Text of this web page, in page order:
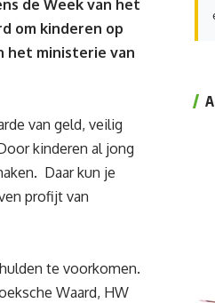
de Week van het
om kinderen op
het ministerie van
van geld, veilig
kinderen al jong
Daar kun je
profijt van
te voorkomen.
Waard, HW